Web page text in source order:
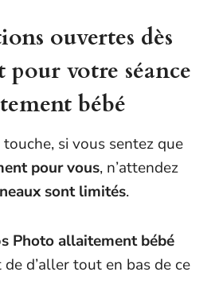
ouvertes dès
votre séance
bébé
si vous sentez que
pour vous, n’attendez
sont limités.
s Photo allaitement bébé
d’aller tout en bas de ce